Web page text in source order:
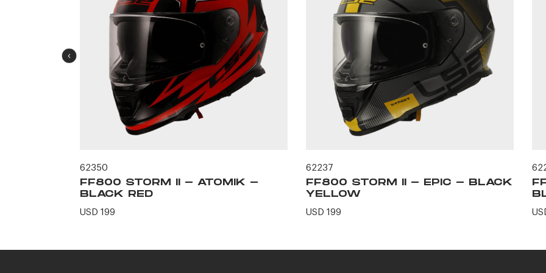
62350
FF800 STORM II - ATOMIK -
BLACK RED
USD 199
62237
FF800 STORM II - EPIC - BLACK
YELLOW
USD 199